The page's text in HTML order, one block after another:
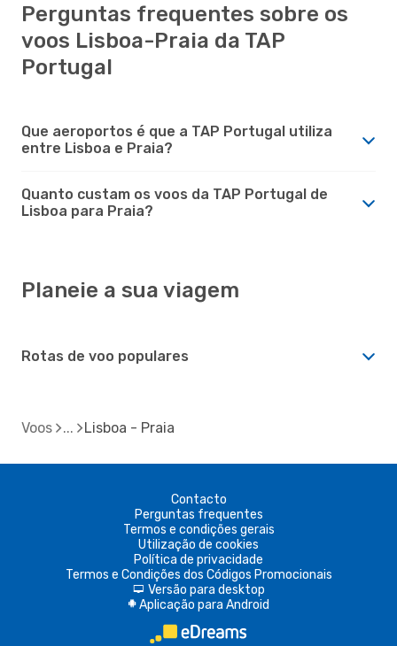
Perguntas frequentes sobre os
voos Lisboa-Praia da TAP
Portugal
Que aeroportos é que a TAP Portugal utiliza
entre Lisboa e Praia?
Quanto custam os voos da TAP Portugal de
Lisboa para Praia?
Planeie a sua viagem
Rotas de voo populares
Voos Lisboa - Praia
Contacto
Perguntas frequentes
Termos e condições gerais
Utilização de cookies
Política de privacidade
Termos e Condições dos Códigos Promocionais
d Versão para desktop
A Aplicação para Android